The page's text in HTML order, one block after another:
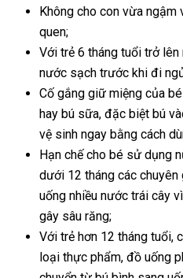
Không cho con vừa
quen;
Với trẻ 6 tháng tuổi trở
nước sạch trước khi đi
Cố gắng giữ miệng của
hay bú sữa, đặc biệt bú
vệ sinh ngay bằng cách
Hạn chế cho bé sử dụng
dưới 12 tháng các chuyên
uống nhiều nước trái cây
gây sâu răng;
Với trẻ hơn 12 tháng tuổi,
loại thực phẩm, đồ uống